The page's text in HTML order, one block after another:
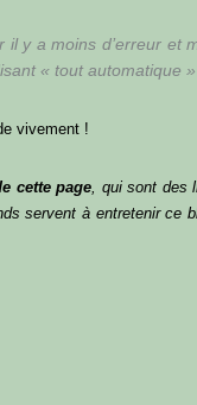
il y a moins d’erreur et
« tout automatique
vivement !
cette page , qui sont des
servent à entretenir ce